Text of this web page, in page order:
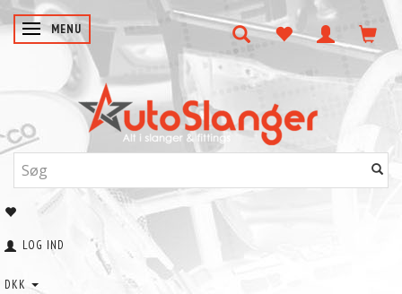
SKIFTE NAVIGATION
MENU
LOG IND
DKK